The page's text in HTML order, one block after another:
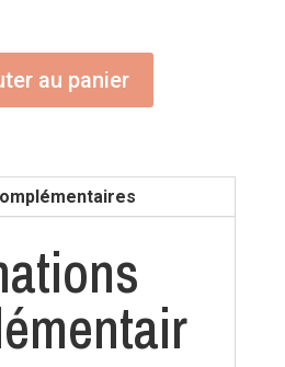
au panier